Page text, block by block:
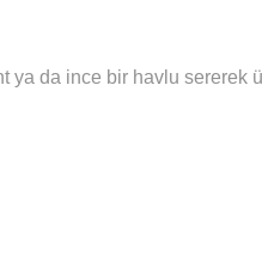
ya da ince bir havlu sererek